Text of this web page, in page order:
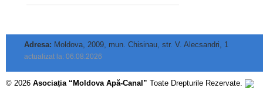
Adresa: Moldova, 2009, mun. Chisinau, str. V. Alecsandri, 1
actualizat la: 06.08.2026
© 2026 Asociația “Moldova Apă-Canal” Toate Drepturile Rezervate.